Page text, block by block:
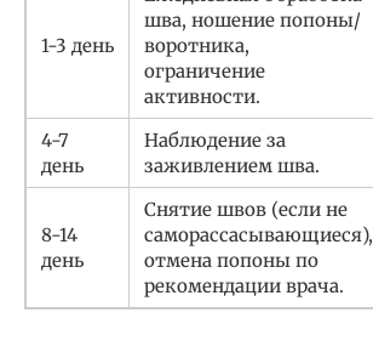
1-3 день
шва, ношение попоны/
воротника,
ограничение
активности.
4-7
день
Наблюдение за
заживлением шва.
8-14
день
Снятие швов (если не
саморассасывающиеся),
отмена попоны по
рекомендации врача.